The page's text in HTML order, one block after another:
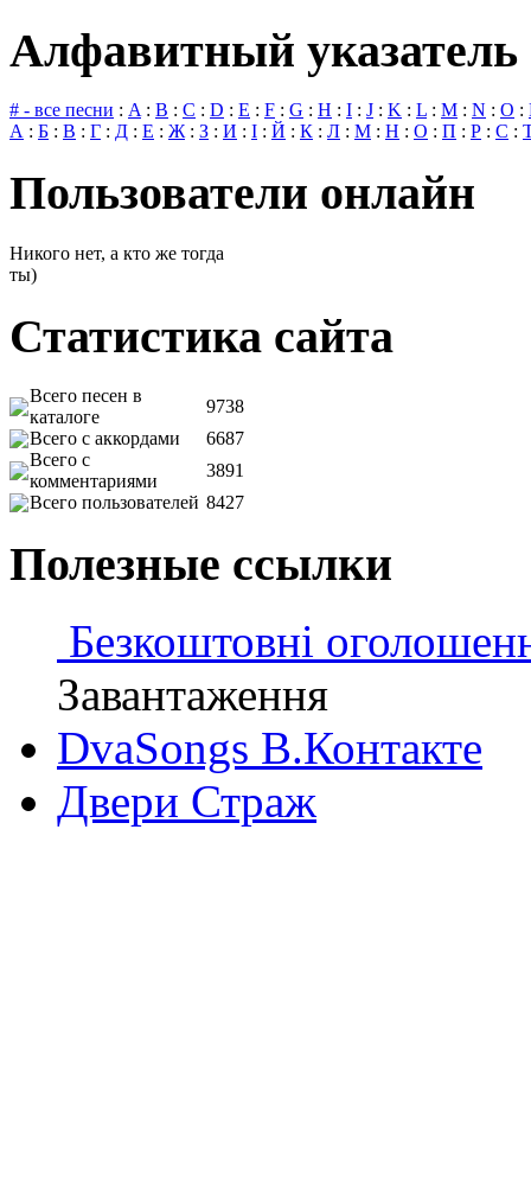
Алфавитный указатель
# - все песни : A : B : C : D : E : F : G : H : I : J : K : L : M : N : O :
А : Б : В : Г : Д : Е : Ж : З : И : І : Й : К : Л : М : Н : О : П : Р : С :
Пользователи онлайн
Никого нет, а кто же тогда
ты)
Статистика сайта
Всего песен в
каталоге
9738
Всего с аккордами
6687
Всего с
комментариями
3891
Всего пользователей 8427
Полезные ссылки
Безкоштовні
Завантаження
DvaSongs В.Контакте
Двери Страж